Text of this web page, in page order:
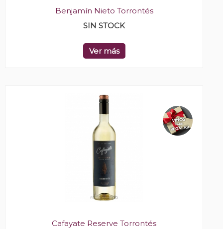
Benjamín Nieto Torrontés
SIN STOCK
Ver más
Cafayate Reserve Torrontés